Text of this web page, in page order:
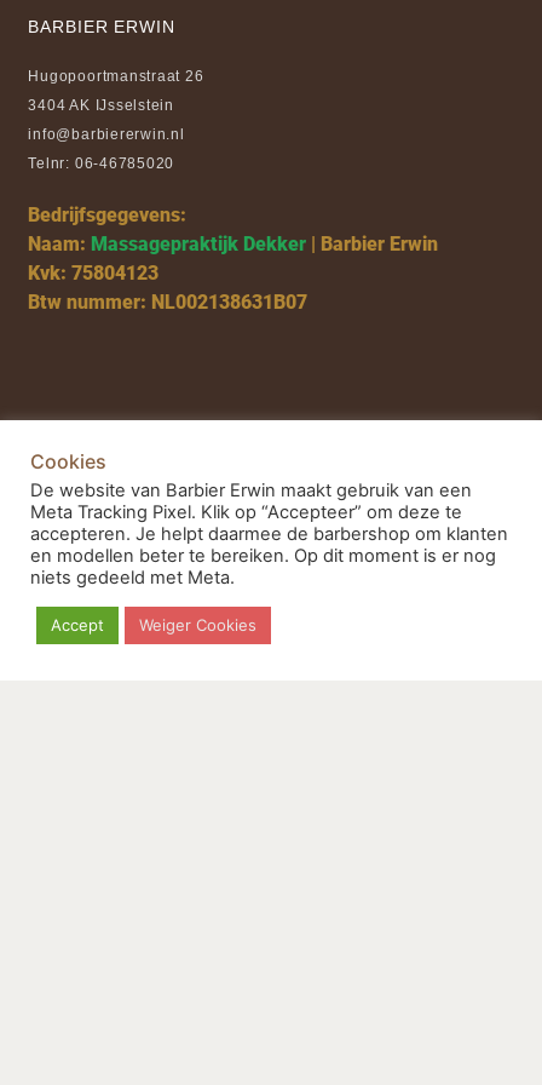
BARBIER ERWIN
Hugopoortmanstraat 26
3404 AK IJsselstein
info@barbiererwin.nl
Telnr: 06-46785020
Bedrijfsgegevens:
Naam: Massagepraktijk Dekker | Barbier Erwin
Kvk: 75804123
Btw nummer: NL002138631B07
OPENINGSTIJDEN
Maandag - Vrijdag
19:00 - 21:00u
Weekend
10:00 - 17:00u
Cookies
De website van Barbier Erwin maakt gebruik van een
Meta Tracking Pixel. Klik op “Accepteer” om deze te
accepteren. Je helpt daarmee de barbershop om klanten
en modellen beter te bereiken. Op dit moment is er nog
niets gedeeld met Meta.
Accept Weiger Cookies